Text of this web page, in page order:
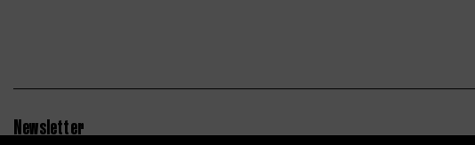
Newsletter